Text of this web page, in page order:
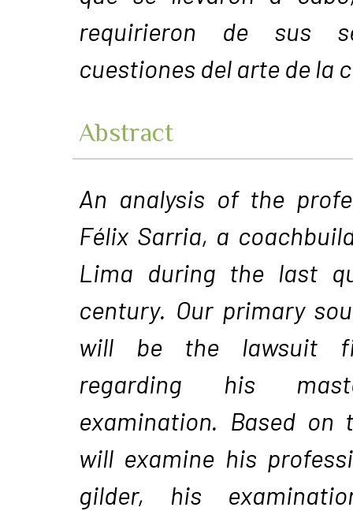
requirieron de sus
cuestiones del arte de la
Abstract
An analysis of the
Félix Sarria, a
Lima during the last
century. Our primary
will be the lawsuit
regarding his
examination. Based on
will examine his
gilder, his